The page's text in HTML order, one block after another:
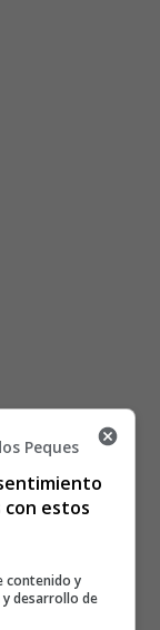
Peques
estos
contenido y
y desarrollo de